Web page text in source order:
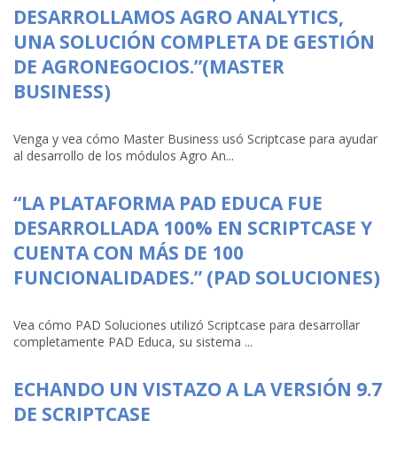
DESARROLLAMOS AGRO ANALYTICS,
UNA SOLUCIÓN COMPLETA DE GESTIÓN
DE AGRONEGOCIOS.”(MASTER
BUSINESS)
Venga y vea cómo Master Business usó Scriptcase para ayudar
al desarrollo de los módulos Agro An...
“LA PLATAFORMA PAD EDUCA FUE
DESARROLLADA 100% EN SCRIPTCASE Y
CUENTA CON MÁS DE 100
FUNCIONALIDADES.” (PAD SOLUCIONES)
Vea cómo PAD Soluciones utilizó Scriptcase para desarrollar
completamente PAD Educa, su sistema ...
ECHANDO UN VISTAZO A LA VERSIÓN 9.7
DE SCRIPTCASE